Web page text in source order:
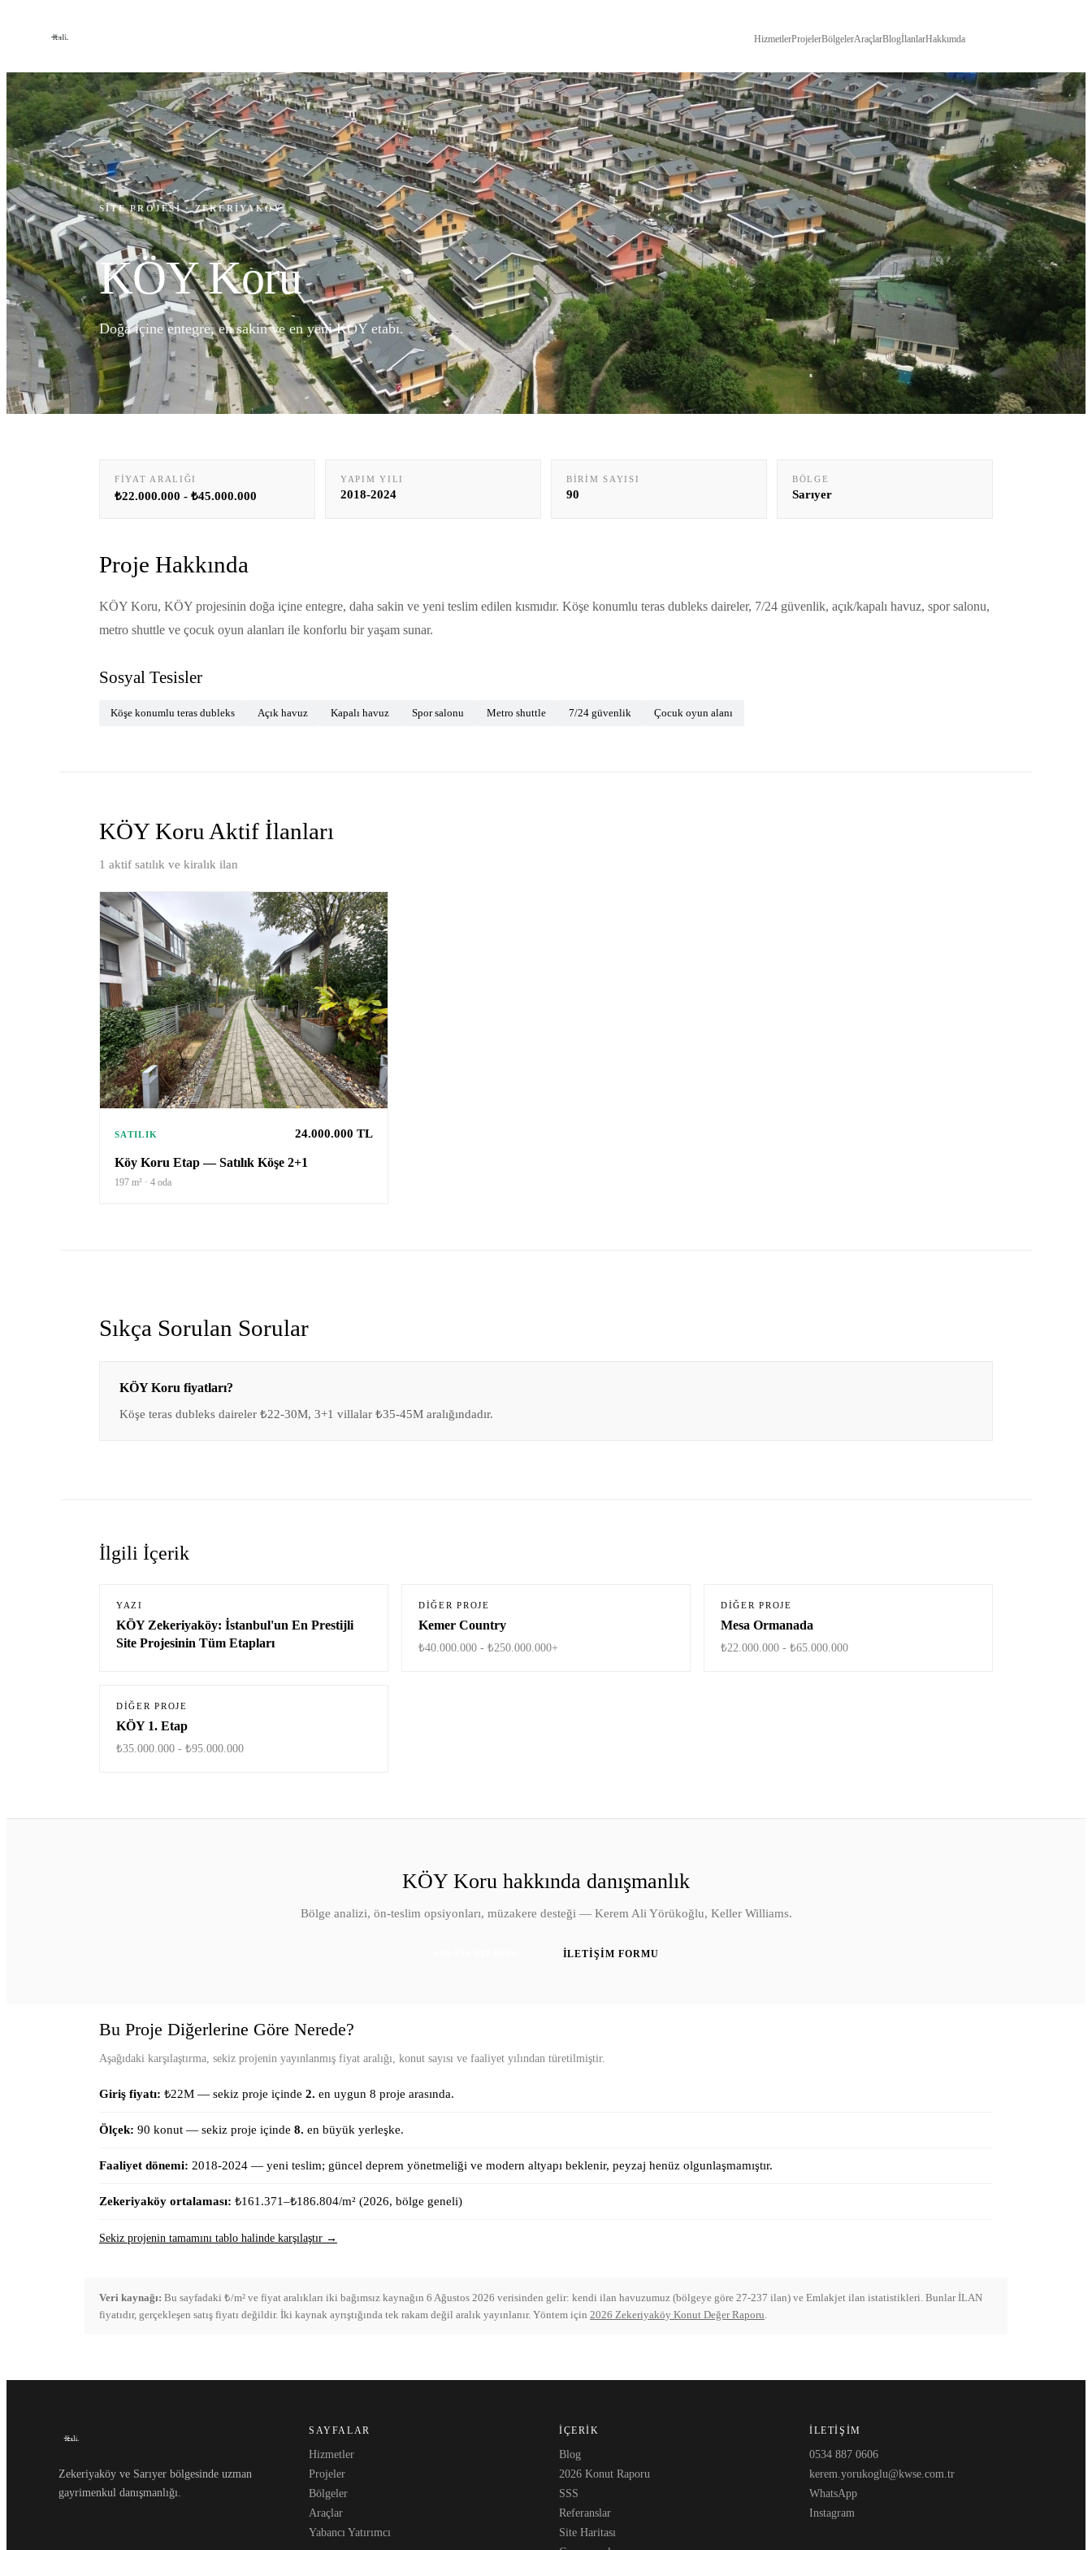
HizmetlerProjelerBölgelerAraçlarBlogİlanlarHakkımda
SITE PROJESI · ZEKERIYAKÖY
KÖY Koru
Doğa içine entegre, en sakin ve en yeni KÖY etabı.
FIYAT ARALIĞI
₺22.000.000 - ₺45.000.000
YAPIM YILI
2018-2024
BIRIM SAYISI
90
BÖLGE
Sarıyer
Proje Hakkında
KÖY Koru, KÖY projesinin doğa içine entegre, daha sakin ve yeni teslim edilen kısmıdır. Köşe konumlu teras dubleks daireler, 7/24 güvenlik, açık/kapalı havuz, spor salonu,
metro shuttle ve çocuk oyun alanları ile konforlu bir yaşam sunar.
Sosyal Tesisler
Köşe konumlu teras dubleks Açık havuz Kapalı havuz Spor salonu Metro shuttle 7/24 güvenlik Çocuk oyun alanı
KÖY Koru Aktif İlanları
1 aktif satılık ve kiralık ilan
SATILIK 24.000.000 TL
Köy Koru Etap — Satılık Köşe 2+1
197 m² · 4 oda
Sıkça Sorulan Sorular
KÖY Koru fiyatları?
Köşe teras dubleks daireler ₺22-30M, 3+1 villalar ₺35-45M aralığındadır.
İlgili İçerik
YAZI
KÖY Zekeriyaköy: İstanbul'un En Prestijli
Site Projesinin Tüm Etapları
DIĞER PROJE
Kemer Country
₺40.000.000 - ₺250.000.000+
DIĞER PROJE
Mesa Ormanada
₺22.000.000 - ₺65.000.000
DIĞER PROJE
KÖY 1. Etap
₺35.000.000 - ₺95.000.000
KÖY Koru hakkında danışmanlık
Bölge analizi, ön-teslim opsiyonları, müzakere desteği — Kerem Ali Yörükoğlu, Keller Williams.
İLETIŞIM FORMU
Bu Proje Diğerlerine Göre Nerede?
Aşağıdaki karşılaştırma, sekiz projenin yayınlanmış fiyat aralığı, konut sayısı ve faaliyet yılından türetilmiştir.
Giriş fiyatı: ₺22M — sekiz proje içinde 2. en uygun 8 proje arasında.
Ölçek: 90 konut — sekiz proje içinde 8. en büyük yerleşke.
Faaliyet dönemi: 2018-2024 — yeni teslim; güncel deprem yönetmeliği ve modern altyapı beklenir, peyzaj henüz olgunlaşmamıştır.
Zekeriyaköy ortalaması: ₺161.371–₺186.804/m² (2026, bölge geneli)
Sekiz projenin tamamını tablo halinde karşılaştır →
Veri kaynağı: Bu sayfadaki ₺/m² ve fiyat aralıkları iki bağımsız kaynağın 6 Ağustos 2026 verisinden gelir: kendi ilan havuzumuz (bölgeye göre 27-237 ilan) ve Emlakjet ilan istatistikleri. Bunlar İLAN
fiyatıdır, gerçekleşen satış fiyatı değildir. İki kaynak ayrıştığında tek rakam değil aralık yayınlanır. Yöntem için 2026 Zekeriyaköy Konut Değer Raporu.
Zekeriyaköy ve Sarıyer bölgesinde uzman
gayrimenkul danışmanlığı.
SAYFALAR
Hizmetler
Projeler
Bölgeler
Araçlar
Yabancı Yatırımcı
İÇERIK
Blog
2026 Konut Raporu
SSS
Referanslar
Site Haritası
İLETIŞIM
0534 887 0606
kerem.yorukoglu@kwse.com.tr
WhatsApp
Instagram